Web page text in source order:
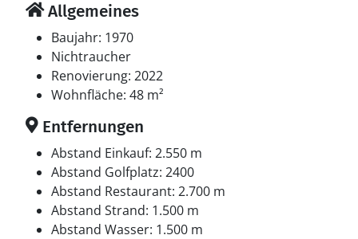
Allgemeines
Baujahr: 1970
Nichtraucher
Renovierung: 2022
Wohnfläche: 48 m²
Entfernungen
Abstand Einkauf: 2.550 m
Abstand Golfplatz: 2400
Abstand Restaurant: 2.700 m
Abstand Strand: 1.500 m
Abstand Wasser: 1.500 m